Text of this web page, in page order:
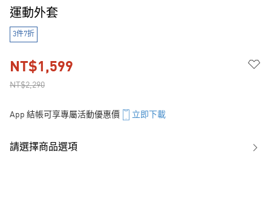
運動外套
3件7折
NT$2,290
NT$1,599
App 結帳可享專屬活動優惠價 立即下載
請選擇商品選項